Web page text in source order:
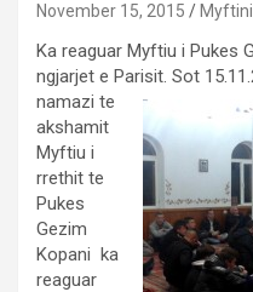
November 15, 2015
Ka reaguar Myftiu i Pukes
ngjarjet e Parisit. Sot
namazi te
akshamit
Myftiu i
rrethit te
Pukes
Gezim
Kopani ka
reaguar